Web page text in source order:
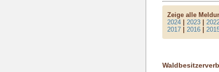
Zeige alle
2024 |2023 |
2017 |2016 |